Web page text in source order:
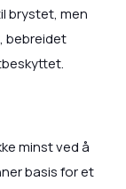
brystet, men
bebreidet
minst ved å
basis for et